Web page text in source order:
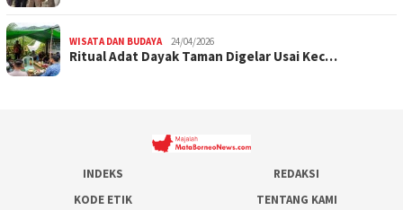
WISATA DAN BUDAYA 24/04/2026
Ritual Adat Dayak Taman Digelar Usai Kec…
INDEKS
REDAKSI
KODE ETIK
TENTANG KAMI